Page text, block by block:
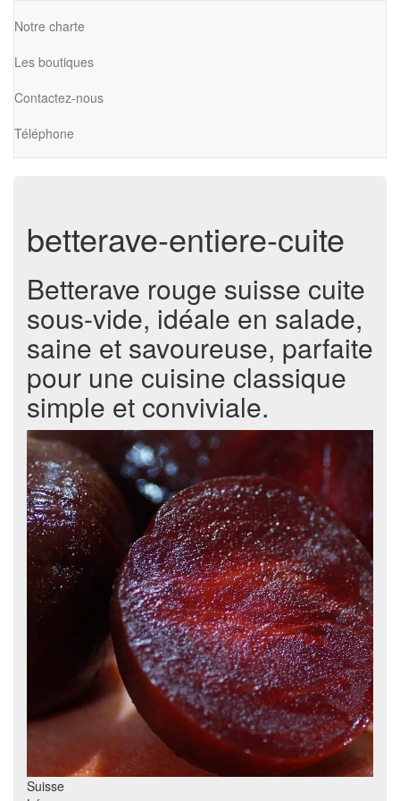
Notre charte
Les boutiques
Contactez-nous
Téléphone
betterave-entiere-cuite
Betterave rouge suisse cuite
sous-vide, idéale en salade,
saine et savoureuse, parfaite
pour une cuisine classique
simple et conviviale.
Suisse